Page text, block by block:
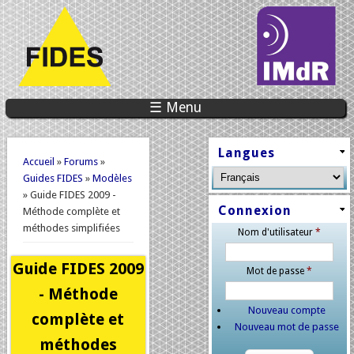
☰ Menu
Vous êtes ici
Accueil » Forums»
Guides FIDES » Modèles
» Guide FIDES 2009 -
Méthode complète et
méthodes simplifiées
Guide FIDES 2009
- Méthode
complète et
méthodes
Langues
Connexion
Nom d'utilisateur *
Mot de passe *
Nouveau compte
Nouveau mot de passe